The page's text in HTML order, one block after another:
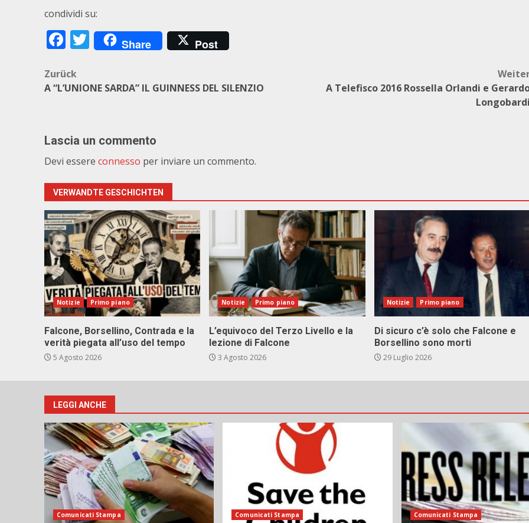
condividi su:
Facebook
Twitter
Share Post
Beitragsnavigation
Zurück
A “L’UNIONE SARDA” IL GUINNESS DEL SILENZIO
A Telefisco 2016 Rossella Orlandi e
Lascia un commento
Devi essere connesso per inviare un commento.
VERWANDTE GESCHICHTEN
Notizie Primo piano
Falcone, Borsellino, Contrada e la
verità piegata all’uso del tempo
5 Agosto 2026
Notizie Primo piano
L’equivoco del Terzo Livello e la
lezione di Falcone
3 Agosto 2026
Notizie Primo piano
Di sicuro c’è solo che Falcone e
Borsellino sono morti
29 Luglio 2026
LEGGI ANCHE
Comunicati Stampa Comunicati Stampa Comunicati Stampa